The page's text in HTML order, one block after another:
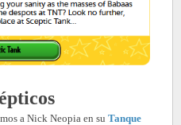
a Nick Neopia en su Tanque